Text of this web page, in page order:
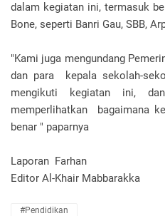
dalam kegiatan ini, termasuk
Bone, seperti Banri Gau, SBB,
"Kami juga mengundang
dan para kepala sekolah-
mengikuti kegiatan ini,
memperlihatkan bagaimana
benar " paparnya
Laporan Farhan
Editor Al-Khair Mabbarakka
#Pendidikan